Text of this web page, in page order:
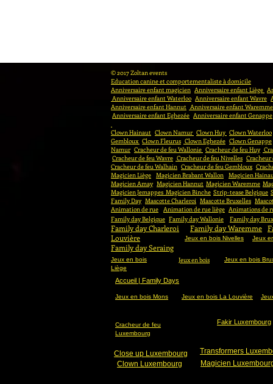
© 2017 Zoltan events
Education canine et comportementaliste à domicile
Anniversaire enfant magicien Anniversaire enfant Liège
Anniversaire enfant Waterloo Anniversaire enfant Wavre
Anniversaire enfant Hannut Anniversaire enfant Waremme
Anniversaire enfant Eghezée Anniversaire enfant Genappe
Clown Hainaut Clown Namur Clown Huy Clown Waterloo
Gembloux Clown Fleurus Clown Eghezée Clown Genappe
Namur Cracheur de feu Wallonie Cracheur de feu Huy
Cracheur de feu Wavre Cracheur de feu Nivelles Cracheur
Cracheur de feu Walhain Cracheur de feu Gembloux
Magicien Liège Magicien Brabant Wallon Magicien
Magicien Amay Magicien Hannut Magicien Waremme
Magicien Jemappes Magicien Binche Strip-tease Belgique
Family Day Mascotte Charleroi Mascotte Bruxelles
Animation de rue Animation de rue liège Animations de
Family day Belgique Family day Wallonie Family day
Family day Charleroi
Family day Waremme
Louvière
Family day Seraing
Jeux en bois Jeux en bois
Jeux en bois
Liège
Jeux en bois Nivelles Jeux
Accueil | Family Days
Jeux en bois Mons Jeux en bois La Louvière
Cracheur de feu
Luxembourg
Fakir Luxembourg
Close up Luxembourg
Clown Luxembourg
Transformers
Magicien